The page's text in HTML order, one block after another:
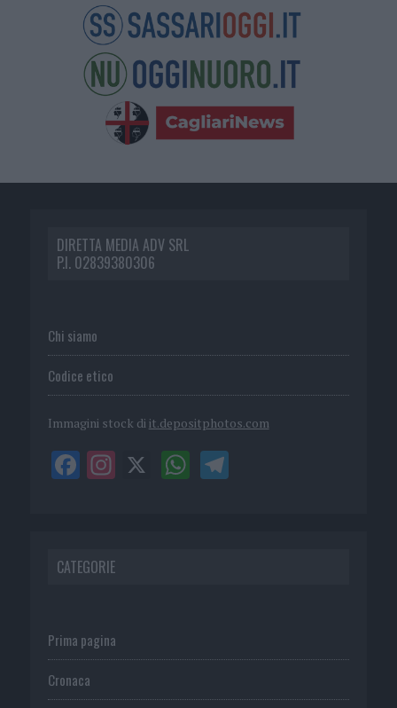
DIRETTA MEDIA ADV SRL
P.I. 02839380306
Chi siamo
Codice etico
Immagini stock di it.depositphotos.com
CATEGORIE
Prima pagina
Cronaca